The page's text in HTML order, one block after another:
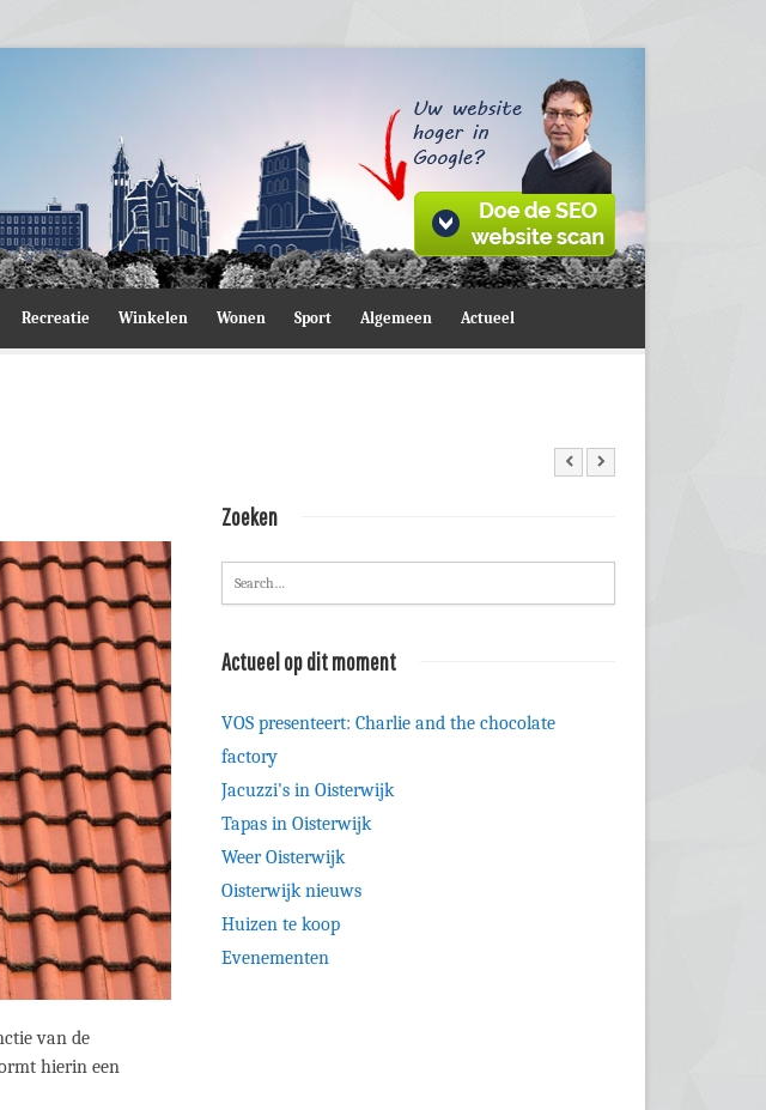
Recreatie Winkelen Wonen Sport Algemeen Actueel
van de
hierin een
Zoeken
Actueel op dit moment
VOS presenteert: Charlie and the chocolate
factory
Jacuzzi's in Oisterwijk
Tapas in Oisterwijk
Weer Oisterwijk
Oisterwijk nieuws
Huizen te koop
Evenementen